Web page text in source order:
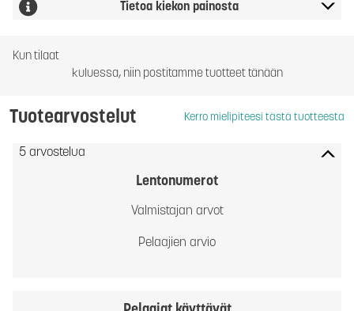
Tietoa kiekon painosta
Kun tilaat
kuluessa, niin postitamme tuotteet tänään
Tuotearvostelut Kerro mielipiteesi tästä tuotteesta
5 arvostelua
Lentonumerot
Valmistajan arvot
Pelaajien arvio